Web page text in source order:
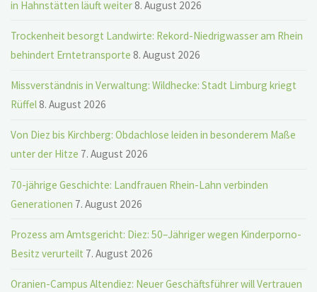
in Hahnstätten läuft weiter8. August 2026
Trockenheit besorgt Landwirte: Rekord-Niedrigwasser am Rhein
behindert Erntetransporte 8. August 2026
Missverständnis in Verwaltung: Wildhecke: Stadt Limburg kriegt
Rüffel8. August 2026
Von Diez bis Kirchberg: Obdachlose leiden in besonderem Maße
unter der Hitze 7. August 2026
70-jährige Geschichte: Landfrauen Rhein-Lahn verbinden
Generationen 7. August 2026
Prozess am Amtsgericht: Diez: 50–Jähriger wegen Kinderporno-
Besitz verurteilt 7. August 2026
Oranien-Campus Altendiez: Neuer Geschäftsführer will Vertrauen